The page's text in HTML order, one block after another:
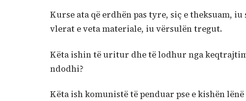
Kurse ata që erdhën pas tyre, siç e theksuam,
vlerat e veta materiale, iu vërsulën tregut.
Këta ishin të uritur dhe të lodhur nga
ndodhi?
Këta ish komunistë të penduar pse e kishën